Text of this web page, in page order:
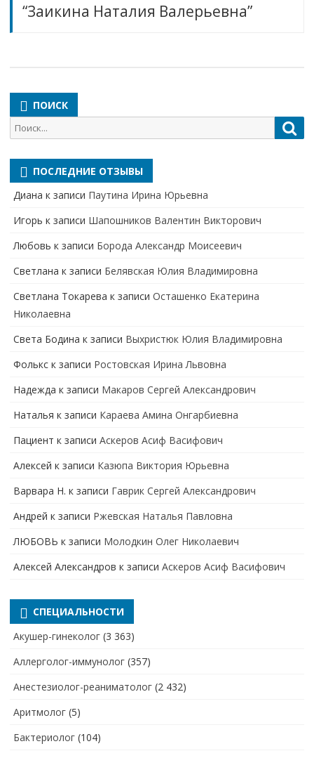
“Заикина Наталия Валерьевна”
ПОИСК
Поиск
для:
ПОСЛЕДНИЕ ОТЗЫВЫ
Диана к записи Паутина Ирина Юрьевна
Игорь к записи Шапошников Валентин Викторович
Любовь к записи Борода Александр Моисеевич
Светлана к записи Белявская Юлия Владимировна
Cветлана Токарева к записи Осташенко Екатерина
Николаевна
Света Бодина к записи Выхристюк Юлия Владимировна
Фолькс к записи Ростовская Ирина Львовна
Надежда к записи Макаров Сергей Александрович
Наталья к записи Караева Амина Онгарбиевна
Пациент к записи Аскеров Асиф Васифович
Алексей к записи Казюпа Виктория Юрьевна
Варвара Н. к записи Гаврик Сергей Александрович
Андрей к записи Ржевская Наталья Павловна
ЛЮБОВЬ к записи Молодкин Олег Николаевич
Алексей Александров к записи Аскеров Асиф Васифович
СПЕЦИАЛЬНОСТИ
Акушер-гинеколог (3 363)
Аллерголог-иммунолог (357)
Анестезиолог-реаниматолог (2 432)
Аритмолог (5)
Бактериолог (104)